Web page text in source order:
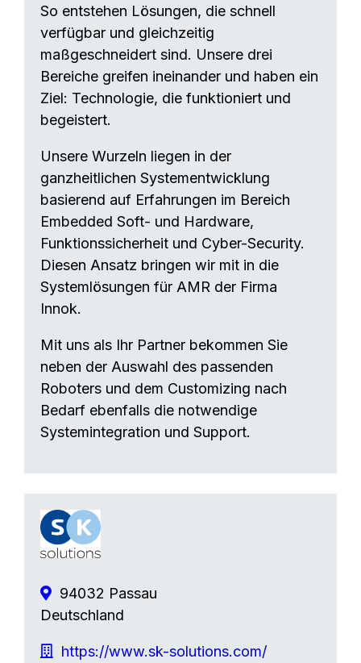
So entstehen Lösungen, die schnell
verfügbar und gleichzeitig
maßgeschneidert sind. Unsere drei
Bereiche greifen ineinander und haben ein
Ziel: Technologie, die funktioniert und
begeistert.
Unsere Wurzeln liegen in der
ganzheitlichen Systementwicklung
basierend auf Erfahrungen im Bereich
Embedded Soft- und Hardware,
Funktionssicherheit und Cyber-Security.
Diesen Ansatz bringen wir mit in die
Systemlösungen für AMR der Firma
Innok.
Mit uns als Ihr Partner bekommen Sie
neben der Auswahl des passenden
Roboters und dem Customizing nach
Bedarf ebenfalls die notwendige
Systemintegration und Support.
94032 Passau
Deutschland
https://www.sk-solutions.com/